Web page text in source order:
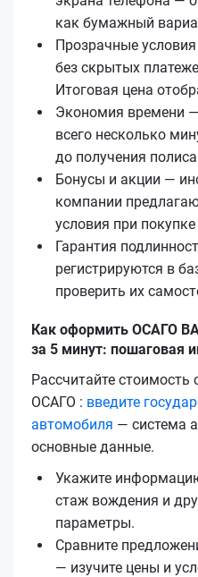
как бумажный
Прозрачные
без скрытых
Итоговая цена
Экономия времени
всего несколько
до получения
Бонусы и акции —
компании
условия при
Гарантия
регистрируются в
проверить их
Как оформить ОСАГО
за 5 минут: пошаговая
Рассчитайте
ОСАГО : введите
автомобиля — система
основные данные.
Укажите
стаж вождения и
параметры.
Сравните
— изучите цены и